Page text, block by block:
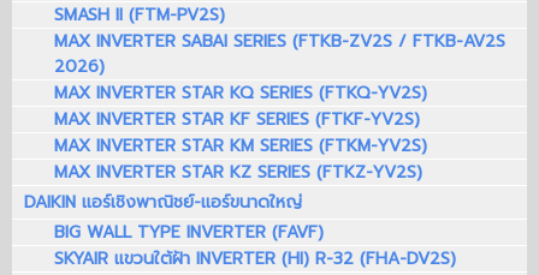
SMASH II (FTM-PV2S)
MAX INVERTER SABAI SERIES (FTKB-ZV2S / FTKB-AV2S
2026)
MAX INVERTER STAR KQ SERIES (FTKQ-YV2S)
MAX INVERTER STAR KF SERIES (FTKF-YV2S)
MAX INVERTER STAR KM SERIES (FTKM-YV2S)
MAX INVERTER STAR KZ SERIES (FTKZ-YV2S)
DAIKIN แอร์เชิงพาณิชย์-แอร์ขนาดใหญ่
BIG WALL TYPE INVERTER (FAVF)
SKYAIR แขวนใต้ฝ้า INVERTER (HI) R-32 (FHA-DV2S)